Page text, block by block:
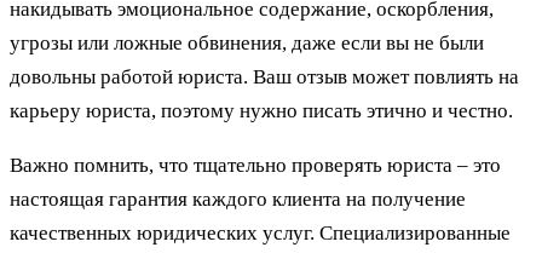
накидывать эмоциональное содержание, оскорбления,
угрозы или ложные обвинения, даже если вы не были
довольны работой юриста. Ваш отзыв может повлиять на
карьеру юриста, поэтому нужно писать этично и честно.
Важно помнить, что тщательно проверять юриста – это
настоящая гарантия каждого клиента на получение
качественных юридических услуг. Специализированные